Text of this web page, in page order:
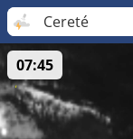
Cereté
07:45